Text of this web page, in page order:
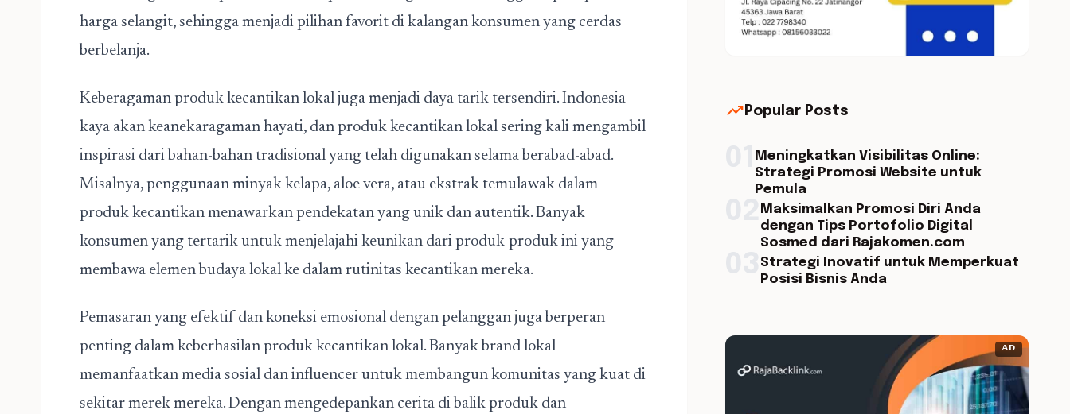
harga selangit, sehingga menjadi pilihan favorit di kalangan konsumen yang cerdas
berbelanja.
Keberagaman produk kecantikan lokal juga menjadi daya tarik tersendiri. Indonesia
kaya akan keanekaragaman hayati, dan produk kecantikan lokal sering kali mengambil
inspirasi dari bahan-bahan tradisional yang telah digunakan selama berabad-abad.
Misalnya, penggunaan minyak kelapa, aloe vera, atau ekstrak temulawak dalam
produk kecantikan menawarkan pendekatan yang unik dan autentik. Banyak
konsumen yang tertarik untuk menjelajahi keunikan dari produk-produk ini yang
membawa elemen budaya lokal ke dalam rutinitas kecantikan mereka.
Pemasaran yang efektif dan koneksi emosional dengan pelanggan juga berperan
penting dalam keberhasilan produk kecantikan lokal. Banyak brand lokal
memanfaatkan media sosial dan influencer untuk membangun komunitas yang kuat di
sekitar merek mereka. Dengan mengedepankan cerita di balik produk dan
trending_up Popular Posts
Meningkatkan Visibilitas Online:
Strategi Promosi Website untuk
Pemula
Maksimalkan Promosi Diri Anda
dengan Tips Portofolio Digital
Sosmed dari Rajakomen.com
Strategi Inovatif untuk Memperkuat
Posisi Bisnis Anda
AD